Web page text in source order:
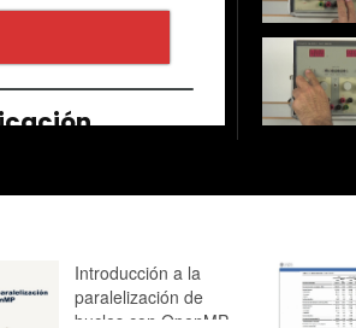
Introducción a la
paralelización de
bucles con OpenMP